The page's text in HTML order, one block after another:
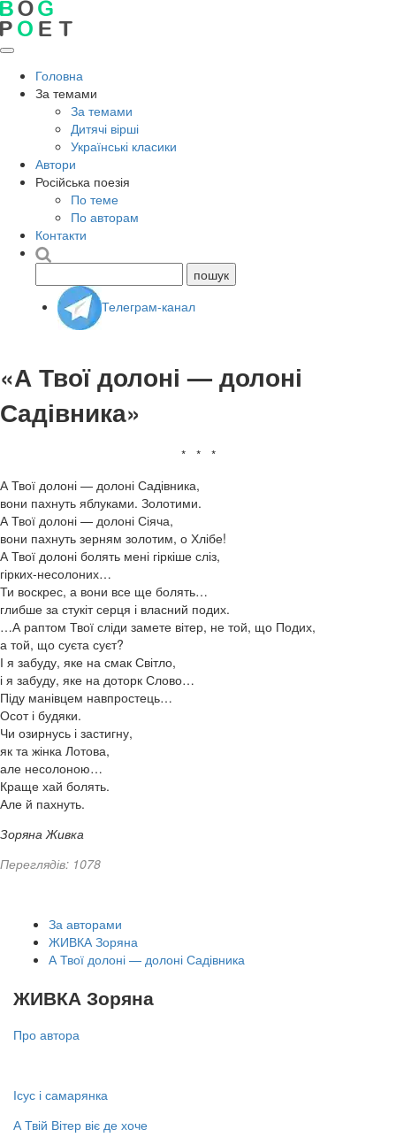
Головна
За темами
За темами
Дитячі вірші
Українські класики
Автори
Російська поезія
По теме
По авторам
Контакти
Телеграм-канал
«А Твої долоні — долоні
Садівника»
* * *
А Твої долоні — долоні Садівника,
вони пахнуть яблуками. Золотими.
А Твої долоні — долоні Сіяча,
вони пахнуть зерням золотим, о Хлібе!
А Твої долоні болять мені гіркіше сліз,
гірких-несолоних…
Ти воскрес, а вони все ще болять…
глибше за стукіт серця і власний подих.
…А раптом Твої сліди замете вітер, не той, що Подих,
а той, що суєта суєт?
І я забуду, яке на смак Світло,
і я забуду, яке на доторк Слово…
Піду манівцем навпростець…
Осот і будяки.
Чи озирнусь і застигну,
як та жінка Лотова,
але несолоною…
Краще хай болять.
Але й пахнуть.
Зоряна Живка
Переглядів: 1078
За авторами
ЖИВКА Зоряна
А Твої долоні — долоні Садівника
ЖИВКА Зоряна
Про автора
Ісус і самарянка
А Твій Вітер віє де хоче